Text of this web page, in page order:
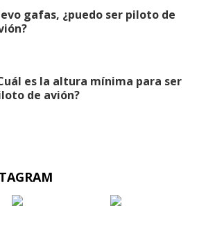
gafas, ¿puedo ser piloto de
es la altura mínima para ser
de avión?